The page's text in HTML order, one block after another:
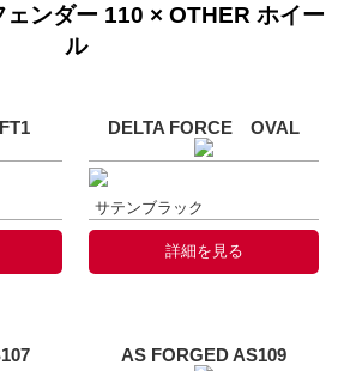
ンダー 110 × OTHER ホイー
ル
DELTA FORCE OVAL
サテンブラック
詳細を見る
AS FORGED AS109